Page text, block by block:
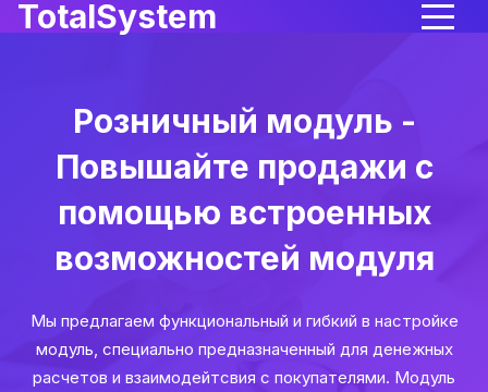
TotalSystem
Розничный модуль -
Повышайте продажи с
помощью встроенных
возможностей модуля
Мы предлагаем функциональный и гибкий в настройке
модуль, специально предназначенный для денежных
расчетов и взаимодейтсвия с покупателями. Модуль